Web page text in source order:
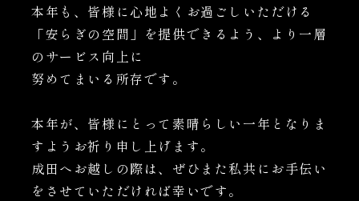
本年も、皆様に心地よくお過ごしいただける
「安らぎの空間」を提供できるよう、より一層
のサービス向上に
努めてまいる所存です。
本年が、皆様にとって素晴らしい一年となりま
すようお祈り申し上げます。
成田へお越しの際は、ぜひまた私共にお手伝い
をさせていただければ幸いです。